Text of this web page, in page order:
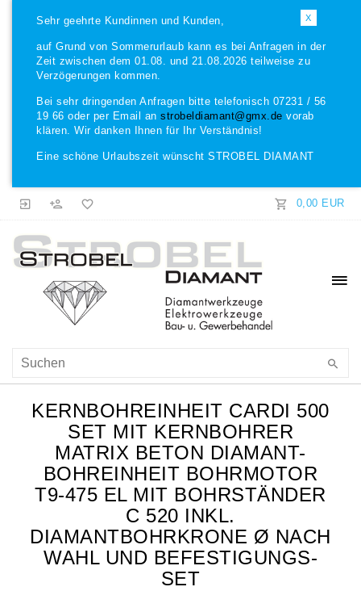
X
Sehr geehrte Kundinnen und Kunden,
auf Grund von Sommerurlaub kann es bei Anfragen in der
Zeit zwischen dem 01.08. und 21.08.2026 teilweise zu
Verzögerungen kommen.
Bei sehr dringenden Anfragen bitte telefonisch 07231 / 56
19 66 oder per Email an strobeldiamant@gmx.de vorab
klären. Wir danken Ihnen für Ihr Verständnis!
Eine schöne Urlaubszeit wünscht STROBEL DIAMANT
0,00 EUR
KERNBOHREINHEIT CARDI 500
SET MIT KERNBOHRER
MATRIX BETON DIAMANT-
BOHREINHEIT BOHRMOTOR
T9-475 EL MIT BOHRSTÄNDER
C 520 INKL.
DIAMANTBOHRKRONE Ø NACH
WAHL UND BEFESTIGUNGS-
SET